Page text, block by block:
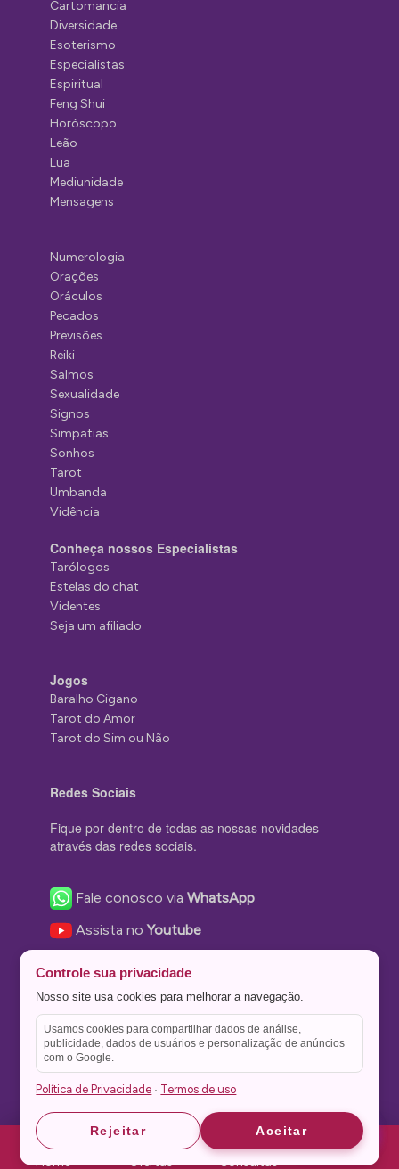
Home Ofertas Consultas
Cartomancia
Diversidade
Esoterismo
Especialistas
Espiritual
Feng Shui
Horóscopo
Leão
Lua
Mediunidade
Mensagens
Numerologia
Orações
Oráculos
Pecados
Previsões
Reiki
Salmos
Sexualidade
Signos
Simpatias
Sonhos
Tarot
Umbanda
Vidência
Conheça nossos Especialistas
Tarólogos
Estelas do chat
Videntes
Seja um afiliado
Jogos
Baralho Cigano
Tarot do Amor
Tarot do Sim ou Não
Redes Sociais
Fique por dentro de todas as nossas novidades
através das redes sociais.
Fale conosco viaWhatsApp
Assista noYoutube
Nos siga no Instagram
Nos siga noTwitter
Salve no
Theme Stone Blog Powered byWordPress
Controle sua privacidade
Nosso site usa cookies para melhorar a navegação.
Usamos cookies para compartilhar dados de análise,
publicidade, dados de usuários e personalização de anúncios
com o Google.
Política de Privacidade · Termos de uso
Rejeitar Aceitar